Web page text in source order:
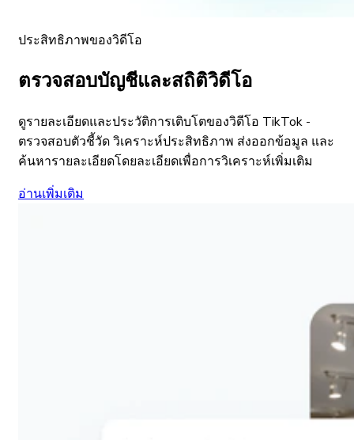
ประสิทธิภาพของวิดีโอ
ตรวจสอบบัญชีและสถิติวิดีโอ
ดูรายละเอียดและประวัติการเติบโตของวิดีโอ TikTok -
ตรวจสอบตัวชี้วัด วิเคราะห์ประสิทธิภาพ ส่งออกข้อมูล และ
ค้นหารายละเอียดโดยละเอียดเพื่อการวิเคราะห์เพิ่มเติม
อ่านเพิ่มเติม